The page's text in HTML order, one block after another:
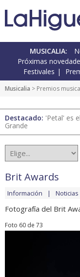
MUSICALIA:
Próximas
Festivales
Musicalia > Premios
Destacado: 'Petal' es
Grande
Brit Awards
Información Noticias
Fotografía del Brit
Foto 60 de 73